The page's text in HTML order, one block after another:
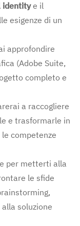
identitye il
esigenze di un
approfondire
(Adobe Suite,
completo e
a raccogliere
e trasformarle in
competenze
per metterti alla
le sfide
soluzione